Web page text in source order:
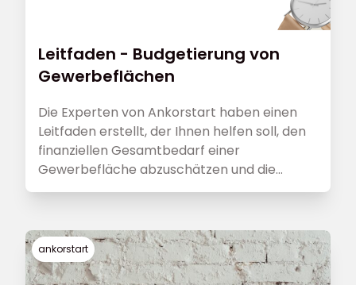
Leitfaden - Budgetierung von
Gewerbeflächen
Die Experten von Ankorstart haben einen
Leitfaden erstellt, der Ihnen helfen soll, den
finanziellen Gesamtbedarf einer
Gewerbefläche abzuschätzen und die
Gesamtkosten verschiedener Flächen zu
stehen.
ankorstart